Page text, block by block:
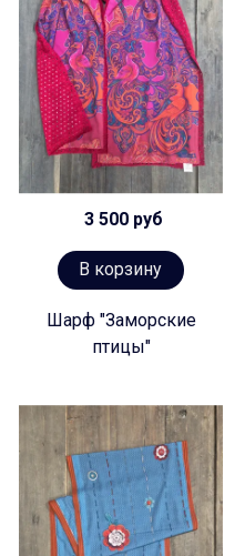
3 500 руб
В корзину
Шарф "Заморские
птицы"